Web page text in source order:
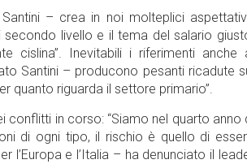
– crea in noi molteplici
livello e il tema del salario
cislina”. Inevitabili i riferimenti anche
Santini – producono pesanti ricadute
quanto riguarda il settore primario”.
conflitti in corso: “Siamo nel quarto anno
di ogni tipo, il rischio è quello di
l’Europa e l’Italia – ha denunciato il